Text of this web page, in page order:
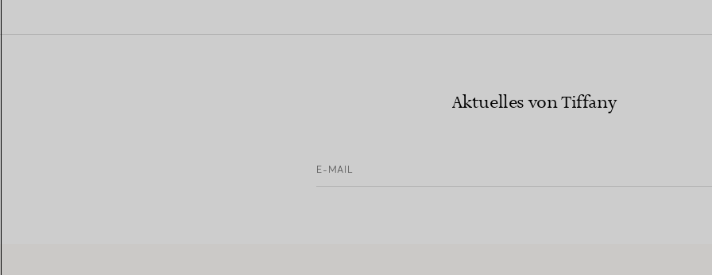
Aktuelles von Tiffany
E-MAIL